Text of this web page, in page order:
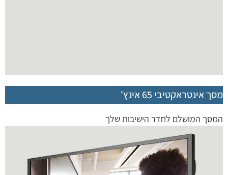
מסך אינטראקטיבי 65 אינץ'
המסך המושלם לחדר הישיבות שלך